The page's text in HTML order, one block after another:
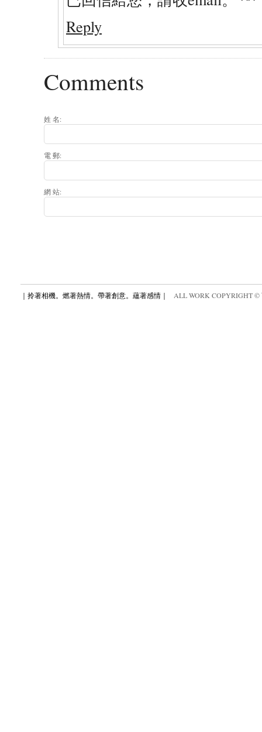
Reply
Comments
姓 名:
電 郵:
網 站:
｜拎著相機。燃著熱情。帶著創意。蘊著感情｜ ALL WORK COPYRIGHT ©